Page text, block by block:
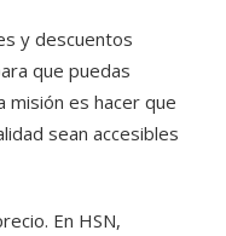
y descuentos
que puedas
es hacer que
sean accesibles
En HSN,